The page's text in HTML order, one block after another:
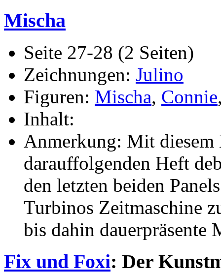
Mischa
Seite 27-28 (2 Seiten)
Zeichnungen: Julino
Figuren: Mischa, Connie
Inhalt:
Anmerkung: Mit
darauffolgenden Heft
den letzten beiden
Turbinos Zeitmaschine
bis dahin dauerpräsente
Fix und Foxi: Der